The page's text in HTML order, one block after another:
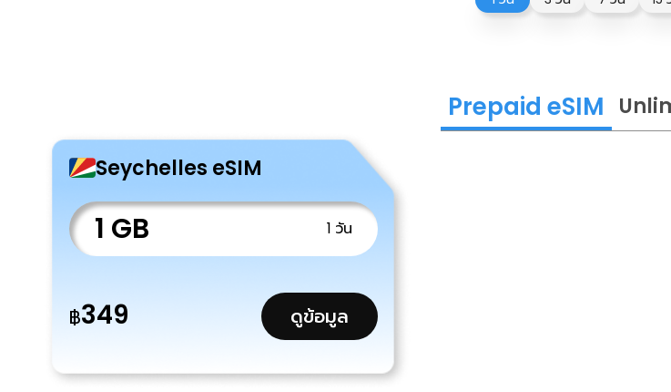
Prepaid eSIM
Seychelles eSIM
1 GB 1 วัน
฿349 ดูข้อมูล